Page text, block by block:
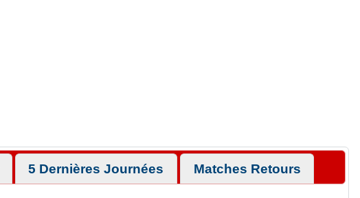
5 Dernières Journées Matches Retours